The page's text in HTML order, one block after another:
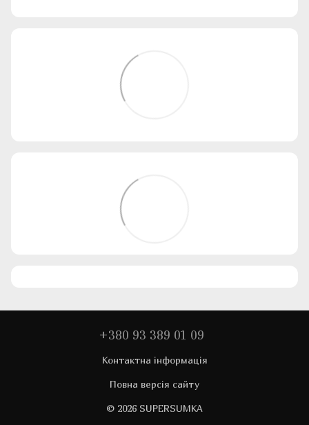
+380 93 389 01 09
Контактна інформація
Повна версія сайту
© 2026 SUPERSUMKA